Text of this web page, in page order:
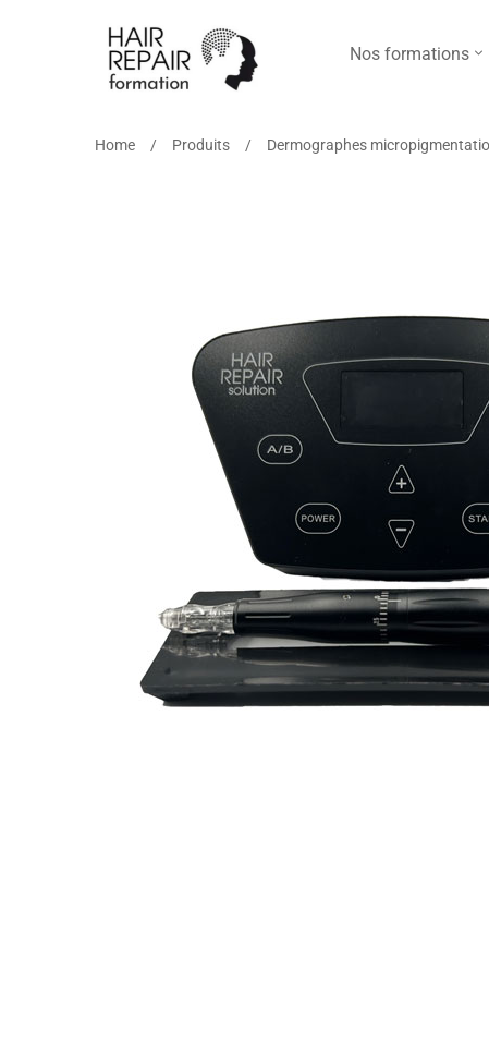
Nos formations
Home Produits Dermographes